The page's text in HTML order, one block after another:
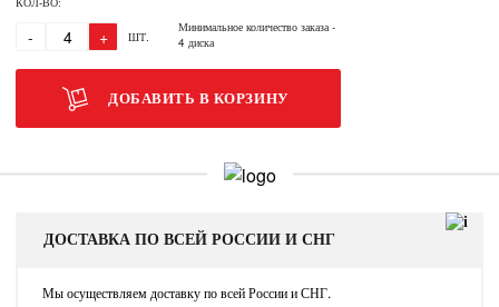
КОЛ-ВО:
- + ШТ.
Минимальное количество заказа-
4 диска
ДОБАВИТЬ В КОРЗИНУ
ДОСТАВКА ПО ВСЕЙ РОССИИ И СНГ
Мы осуществляем доставку по всей России и СНГ.